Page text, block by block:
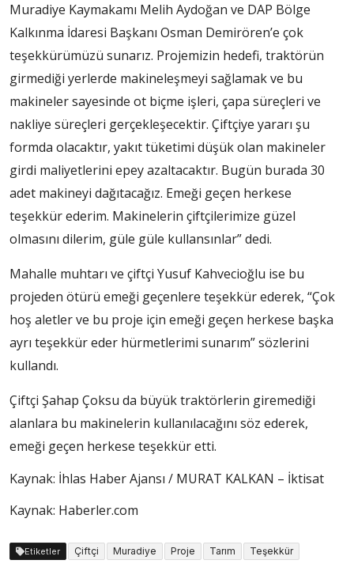
Muradiye Kaymakamı Melih Aydoğan ve DAP Bölge
Kalkınma İdaresi Başkanı Osman Demirören’e çok
teşekkürümüzü sunarız. Projemizin hedefi, traktörün
girmediği yerlerde makineleşmeyi sağlamak ve bu
makineler sayesinde ot biçme işleri, çapa süreçleri ve
nakliye süreçleri gerçekleşecektir. Çiftçiye yararı şu
formda olacaktır, yakıt tüketimi düşük olan makineler
girdi maliyetlerini epey azaltacaktır. Bugün burada 30
adet makineyi dağıtacağız. Emeği geçen herkese
teşekkür ederim. Makinelerin çiftçilerimize güzel
olmasını dilerim, güle güle kullansınlar” dedi.
Mahalle muhtarı ve çiftçi Yusuf Kahvecioğlu ise bu
projeden ötürü emeği geçenlere teşekkür ederek, “Çok
hoş aletler ve bu proje için emeği geçen herkese başka
ayrı teşekkür eder hürmetlerimi sunarım” sözlerini
kullandı.
Çiftçi Şahap Çoksu da büyük traktörlerin giremediği
alanlara bu makinelerin kullanılacağını söz ederek,
emeği geçen herkese teşekkür etti.
Kaynak: İhlas Haber Ajansı / MURAT KALKAN – İktisat
Kaynak: Haberler.com
Etiketler Çiftçi Muradiye Proje Tarım Teşekkür